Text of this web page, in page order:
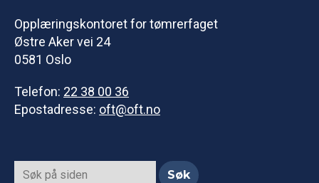
Opplæringskontoret for tømrerfaget
Østre Aker vei 24
0581 Oslo
Telefon: 22 38 00 36
Epostadresse: oft@oft.no